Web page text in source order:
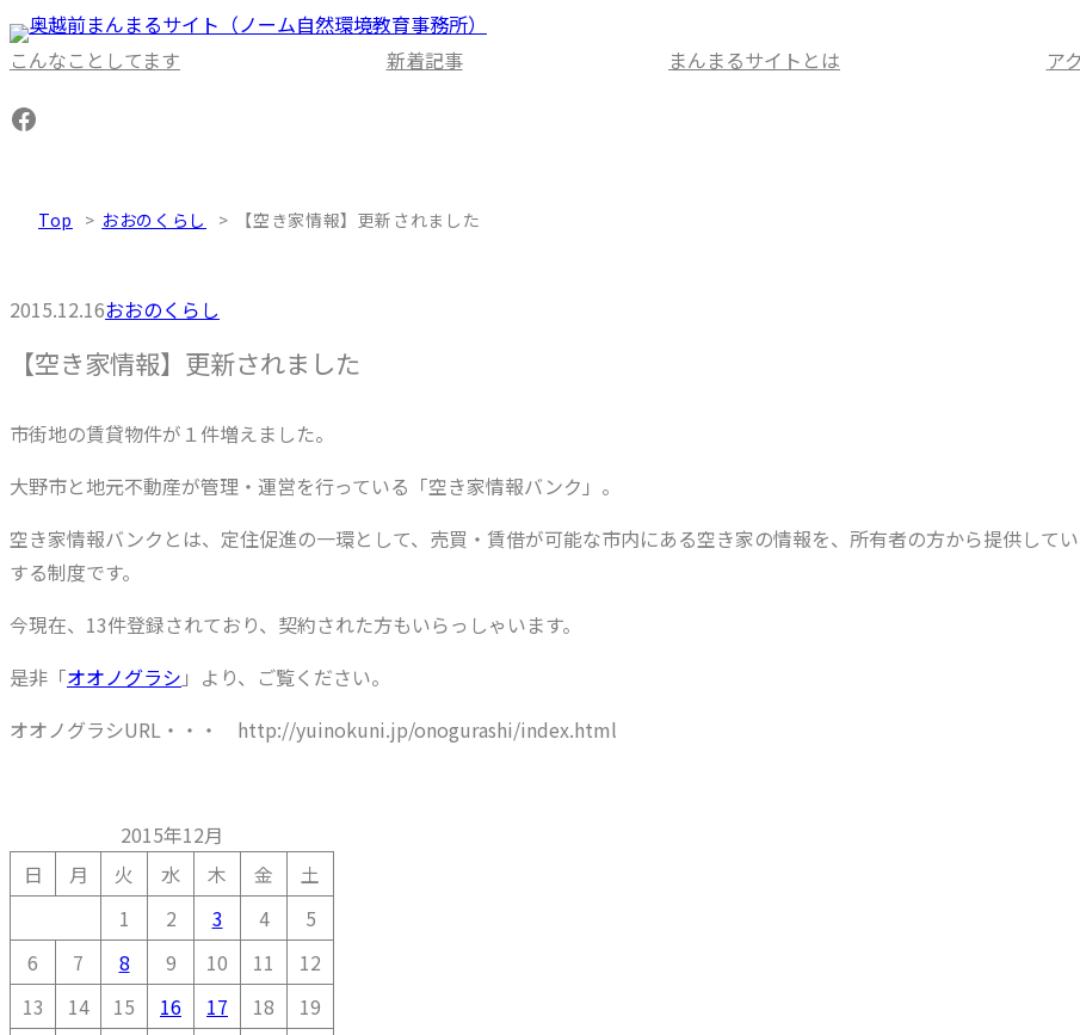
内
容
ス
こんなことしてます 新着記事 まんまるサイトとは ア
Facebook
Top おおのくらし 【空き家情報】更新されました
2015.12.16おおのくらし
【空き家情報】更新されました
市街地の賃貸物件が１件増えました。
大野市と地元不動産が管理・運営を行っている「空き家情報バンク」。
空き家情報バンクとは、定住促進の一環として、売買・賃借が可能な市内にある空き家の情報を、所有者の方から提供して
する制度です。
今現在、13件登録されており、契約された方もいらっしゃいます。
是非「オオノグラシ 」より、ご覧ください。
オオノグラシURL・・・ http://yuinokuni.jp/onogurashi/index.html
2015年12月
日
月 火 水 木 金
土
1
2 3 4
5
6
7 8 9 10 11
12
13
14 15 16 17 18
19